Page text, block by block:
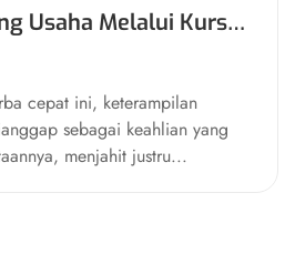
Usaha Melalui Kursus
cepat ini, keterampilan
sebagai keahlian yang
menjahit justru...